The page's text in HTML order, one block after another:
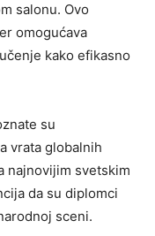
salonu. Ovo
omogućava
kako efikasno
su
vrata globalnih
najnovijim svetskim
da su diplomci
sceni.